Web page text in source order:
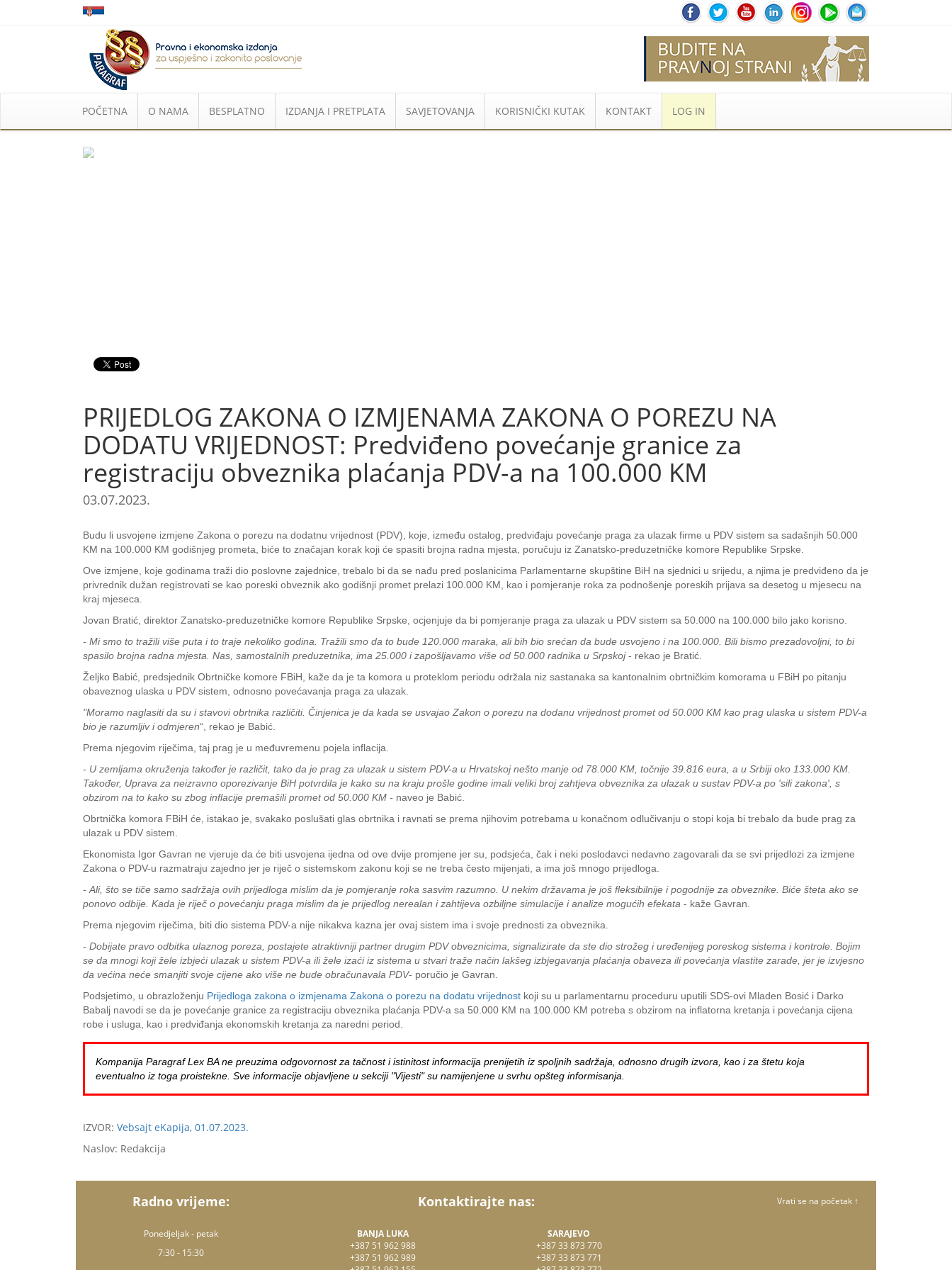
POČETNA O NAMA BESPLATNO IZDANJA I PRETPLATA SAVJETOVANJA KORISNIČKI KUTAK KONTAKT LOG IN
PRIJEDLOG ZAKONA O IZMJENAMA ZAKONA O POREZU NA
DODATU VRIJEDNOST: Predviđeno povećanje granice za
registraciju obveznika plaćanja PDV-a na 100.000 KM
03.07.2023.
Budu li usvojene izmjene Zakona o porezu na dodatnu vrijednost (PDV), koje, između ostalog, predviđaju povećanje praga za ulazak firme u PDV sistem sa sadašnjih 50.000
KM na 100.000 KM godišnjeg prometa, biće to značajan korak koji će spasiti brojna radna mjesta, poručuju iz Zanatsko-preduzetničke komore Republike Srpske.
Ove izmjene, koje godinama traži dio poslovne zajednice, trebalo bi da se nađu pred poslanicima Parlamentarne skupštine BiH na sjednici u srijedu, a njima je predviđeno da je
privrednik dužan registrovati se kao poreski obveznik ako godišnji promet prelazi 100.000 KM, kao i pomjeranje roka za podnošenje poreskih prijava sa desetog u mjesecu na
kraj mjeseca.
Jovan Bratić, direktor Zanatsko-preduzetničke komore Republike Srpske, ocjenjuje da bi pomjeranje praga za ulazak u PDV sistem sa 50.000 na 100.000 bilo jako korisno.
- Mi smo to tražili više puta i to traje nekoliko godina. Tražili smo da to bude 120.000 maraka, ali bih bio srećan da bude usvojeno i na 100.000. Bili bismo prezadovoljni, to bi
spasilo brojna radna mjesta. Nas, samostalnih preduzetnika, ima 25.000 i zapošljavamo više od 50.000 radnika u Srpskoj- rekao je Bratić.
Željko Babić, predsjednik Obrtničke komore FBiH, kaže da je ta komora u proteklom periodu održala niz sastanaka sa kantonalnim obrtničkim komorama u FBiH po pitanju
obaveznog ulaska u PDV sistem, odnosno povećavanja praga za ulazak.
"Moramo naglasiti da su i stavovi obrtnika različiti. Činjenica je da kada se usvajao Zakon o porezu na dodanu vrijednost promet od 50.000 KM kao prag ulaska u sistem PDV-a
bio je razumljiv i odmjeren“, rekao je Babić.
Prema njegovim riječima, taj prag je u međuvremenu pojela inflacija.
- U zemljama okruženja također je različit, tako da je prag za ulazak u sistem PDV-a u Hrvatskoj nešto manje od 78.000 KM, točnije 39.816 eura, a u Srbiji oko 133.000 KM.
Također, Uprava za neizravno oporezivanje BiH potvrdila je kako su na kraju prošle godine imali veliki broj zahtjeva obveznika za ulazak u sustav PDV-a po 'sili zakona', s
obzirom na to kako su zbog inflacije premašili promet od 50.000 KM - naveo je Babić.
Obrtnička komora FBiH će, istakao je, svakako poslušati glas obrtnika i ravnati se prema njihovim potrebama u konačnom odlučivanju o stopi koja bi trebalo da bude prag za
ulazak u PDV sistem.
Ekonomista Igor Gavran ne vjeruje da će biti usvojena ijedna od ove dvije promjene jer su, podsjeća, čak i neki poslodavci nedavno zagovarali da se svi prijedlozi za izmjene
Zakona o PDV-u razmatraju zajedno jer je riječ o sistemskom zakonu koji se ne treba često mijenjati, a ima još mnogo prijedloga.
- Ali, što se tiče samo sadržaja ovih prijedloga mislim da je pomjeranje roka sasvim razumno. U nekim državama je još fleksibilnije i pogodnije za obveznike. Biće šteta ako se
ponovo odbije. Kada je riječ o povećanju praga mislim da je prijedlog nerealan i zahtijeva ozbiljne simulacije i analize mogućih efekata - kaže Gavran.
Prema njegovim riječima, biti dio sistema PDV-a nije nikakva kazna jer ovaj sistem ima i svoje prednosti za obveznika.
- Dobijate pravo odbitka ulaznog poreza, postajete atraktivniji partner drugim PDV obveznicima, signalizirate da ste dio strožeg i uređenijeg poreskog sistema i kontrole. Bojim
se da mnogi koji žele izbjeći ulazak u sistem PDV-a ili žele izaći iz sistema u stvari traže način lakšeg izbjegavanja plaćanja obaveza ili povećanja vlastite zarade, jer je izvjesno
da većina neće smanjiti svoje cijene ako više ne bude obračunavala PDV- poručio je Gavran.
Podsjetimo, u obrazloženju Prijedloga zakona o izmjenama Zakona o porezu na dodatu vrijednost koji su u parlamentarnu proceduru uputili SDS-ovi Mladen Bosić i Darko
Babalj navodi se da je povećanje granice za registraciju obveznika plaćanja PDV-a sa 50.000 KM na 100.000 KM potreba s obzirom na inflatorna kretanja i povećanja cijena
robe i usluga, kao i predviđanja ekonomskih kretanja za naredni period.
Kompanija Paragraf Lex BA ne preuzima odgovornost za tačnost i istinitost informacija prenijetih iz spoljnih sadržaja, odnosno drugih izvora, kao i za štetu koja
eventualno iz toga proistekne. Sve informacije objavljene u sekciji "Vijesti" su namijenjene u svrhu opšteg informisanja.
IZVOR: Vebsajt eKapija, 01.07.2023.
Naslov: Redakcija
Radno vrijeme:
Ponedjeljak - petak
7:30 - 15:30
Kontaktirajte nas:
BANJA LUKA
+387 51 962 988
+387 51 962 989
SARAJEVO
+387 33 873 770
+387 33 873 771
Vrati se na početak ↑